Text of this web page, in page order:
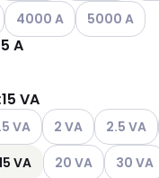
olevat
Katso käytettävissä
4000 A Katso
5000 A
5 A
:15 VA
vaihtoehdot
olevat
käytettävissä olevat
VA Katso
2 VA Katso
2.5 VA
olevat
VA Katso
20 VA Katso
30 VA